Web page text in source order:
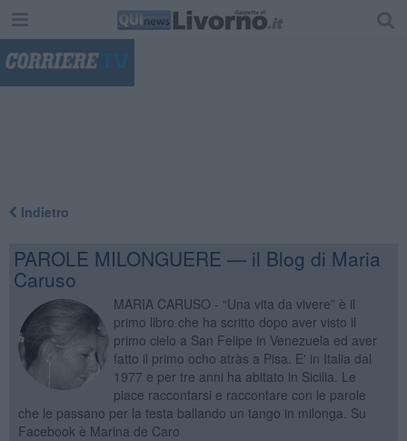
Indietro
PAROLE MILONGUERE — il Blog di Maria
Caruso
MARIA CARUSO - “Una vita da vivere” è il
primo libro che ha scritto dopo aver visto il
primo cielo a San Felipe in Venezuela ed aver
fatto il primo ocho atràs a Pisa. E' in Italia dal
1977 e per tre anni ha abitato in Sicilia. Le
piace raccontarsi e raccontare con le parole
che le passano per la testa ballando un tango in milonga. Su
Facebook è Marina de Caro